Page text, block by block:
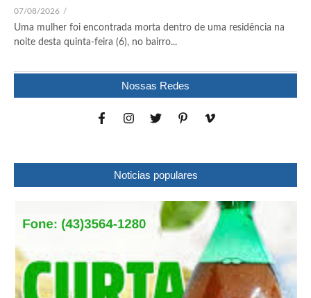
07/08/2026 /
Uma mulher foi encontrada morta dentro de uma residência na
noite desta quinta-feira (6), no bairro...
Nossas Redes
Noticias populares